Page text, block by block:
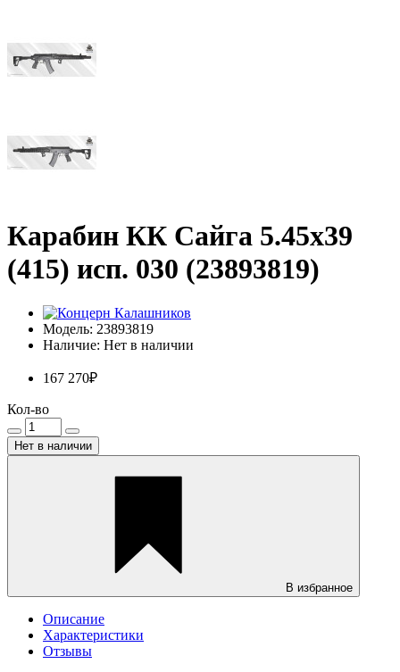
Карабин КК Сайга 5.45х39
(415) исп. 030 (23893819)
Модель: 23893819
Наличие: Нет в наличии
167 270₽
Кол-во
Нет в наличии
В избранное
Описание
Характеристики
Отзывы